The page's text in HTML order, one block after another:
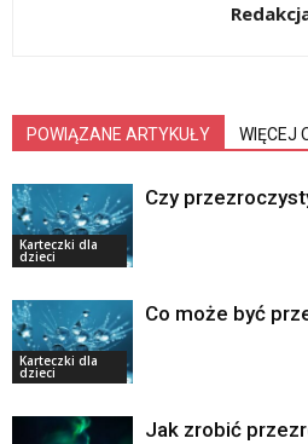
POWIĄZANE ARTYKUŁY WIĘCEJ
Karteczki dla
dzieci
Czy
Karteczki dla
dzieci
Co może być
Jak zrobić